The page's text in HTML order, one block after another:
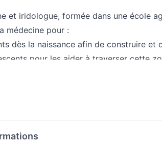
et iridologue, formée dans une école
médecine pour :
dès la naissance afin de construire et
pour les aider à traverser cette
dans l’optique de préserver leur
durant toutes les phases de leur vie,
pour préserver santé, souplesse et